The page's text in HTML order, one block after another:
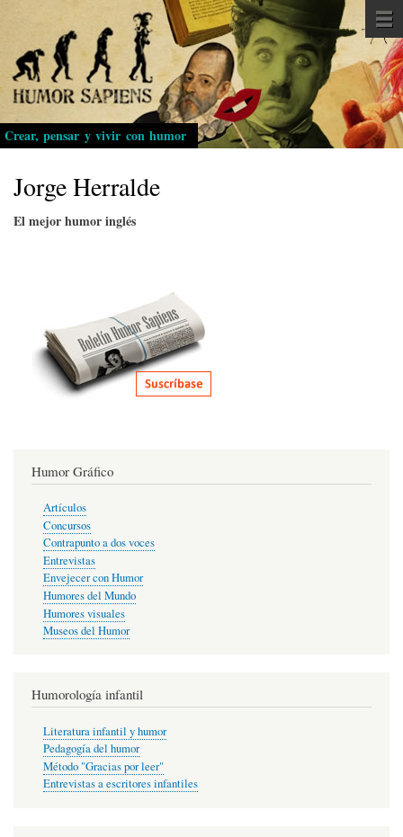
Pasar
al
contenido
principal
Crear, pensar y vivir con humor
Jorge Herralde
El mejor humor inglés
Humor Gráfico
Artículos
Concursos
Contrapunto a dos voces
Entrevistas
Envejecer con Humor
Humores del Mundo
Humores visuales
Museos del Humor
Humorología infantil
Literatura infantil y humor
Pedagogía del humor
Método "Gracias por leer"
Entrevistas a escritores infantiles